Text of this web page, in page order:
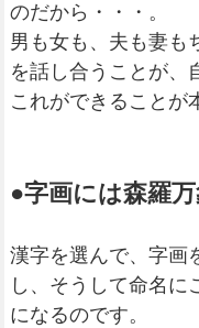
のだから・・・。
男も女も、夫も妻も
を話し合うことが、
これができることが
●字画には森羅
漢字を選んで、字画
し、そうして命名に
になるのです。